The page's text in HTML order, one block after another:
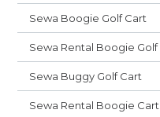
Sewa Boogie Golf Cart
Sewa Rental Boogie Golf
Sewa Buggy Golf Cart
Sewa Rental Boogie Cart